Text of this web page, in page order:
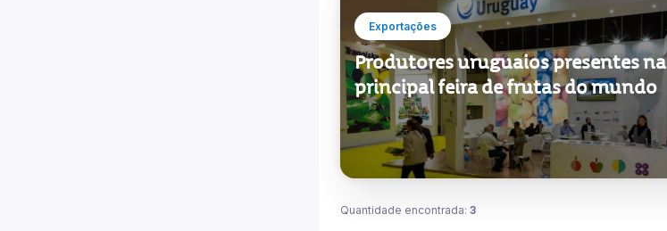
Exportações
Produtores uruguaios presentes na
principal feira de frutas do mundo
Quantidade encontrada: 3